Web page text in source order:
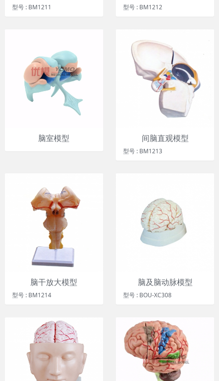
型号 : BM1211 型号 : BM1212
脑室模型 间脑直观模型
型号 : BM1213
脑干放大模型
型号 : BM1214
脑及脑动脉模型
型号 : BOU-XC308